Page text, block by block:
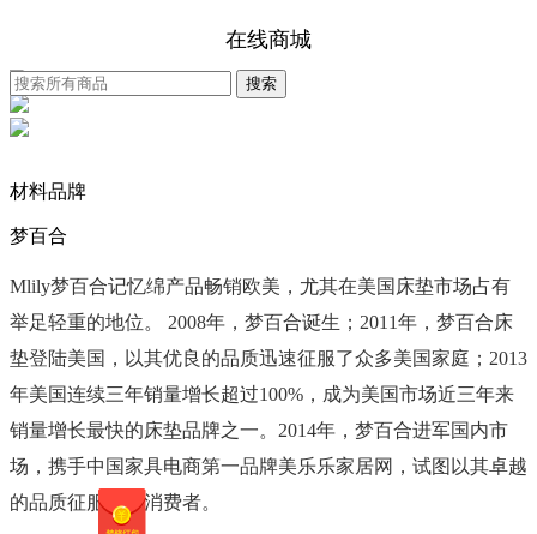
在线商城
材料品牌
梦百合
Mlily梦百合记忆绵产品畅销欧美，尤其在美国床垫市场占有
举足轻重的地位。 2008年，梦百合诞生；2011年，梦百合床
垫登陆美国，以其优良的品质迅速征服了众多美国家庭；2013
年美国连续三年销量增长超过100%，成为美国市场近三年来
销量增长最快的床垫品牌之一。2014年，梦百合进军国内市
场，携手中国家具电商第一品牌美乐乐家居网，试图以其卓越
的品质征服国内消费者。